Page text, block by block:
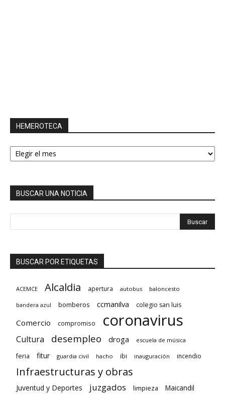
HEMEROTECA
HEMEROTECA
BUSCAR UNA NOTICIA
BUSCAR POR ETIQUETAS
ACEMCE Alcaldia apertura autobus baloncesto
bandera azul bomberos ccmanilva colegio san luis
Comercio compromiso coronavirus
Cultura desempleo droga escuela de música
feria fitur guardia civil hacho ibi inauguración incendio
Infraestructuras y obras
Juventud y Deportes juzgados limpieza Maicandil